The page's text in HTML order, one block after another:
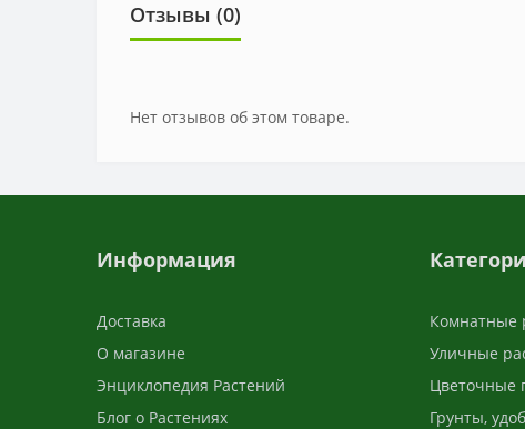
Отзывы (0)
Нет отзывов об этом товаре.
Информация
Доставка
О магазине
Энциклопедия Растений
Блог о Растениях
Комнатные
Уличные
Цветочные
Грунты,